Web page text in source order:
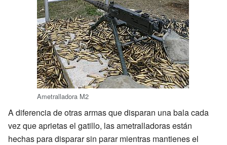
Ametralladora M2
A diferencia de otras armas que disparan una bala cada
vez que aprietas el gatillo, las ametralladoras están
hechas para disparar sin parar mientras mantienes el